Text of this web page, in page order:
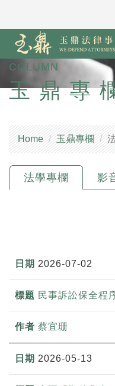
COLUMN
玉鼎專
Home 玉鼎專欄
法學專欄 影
2026-07-02
民事訴訟保全程
蔡宜珊
2026-05-13